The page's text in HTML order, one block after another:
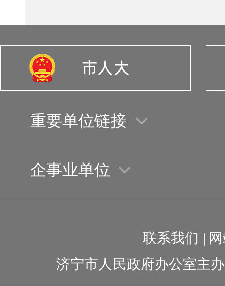
重要单位链接
企事业单位
联系我们 |
济宁市人民政府办公室主